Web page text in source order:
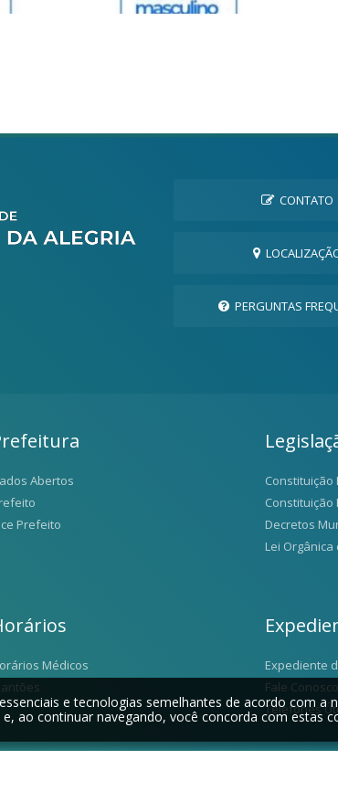
CONTATO
PERGUNTAS
Abertos
Prefeito
Constituição
Constituição
Decretos
Lei
Médicos
Expediente
Fale Conosco
Telefones
e tecnologias semelhantes de acordo com a
e, ao continuar navegando, você concorda com estas